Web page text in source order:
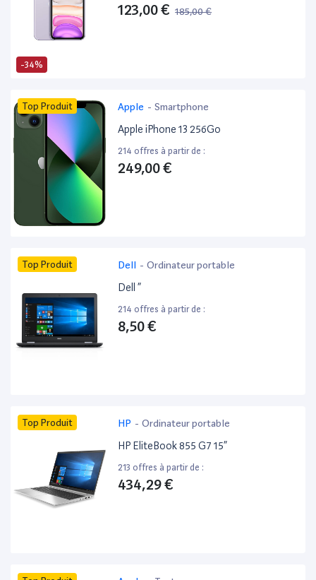
-34%
123,00 € 185,00 €
Top Produit Apple - Smartphone
Apple iPhone 13 256Go
214 offres à partir de :
249,00 €
Top Produit Dell - Ordinateur portable
Dell ”
214 offres à partir de :
8,50 €
Top Produit HP - Ordinateur portable
HP EliteBook 855 G7 15”
213 offres à partir de :
434,29 €